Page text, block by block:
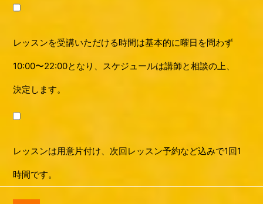
レッスンを受講いただける時間は基本的に曜日を問わず
10:00〜22:00となり、スケジュールは講師と相談の上、
決定します。
レッスンは用意片付け、次回レッスン予約など込みで1回1
時間です。